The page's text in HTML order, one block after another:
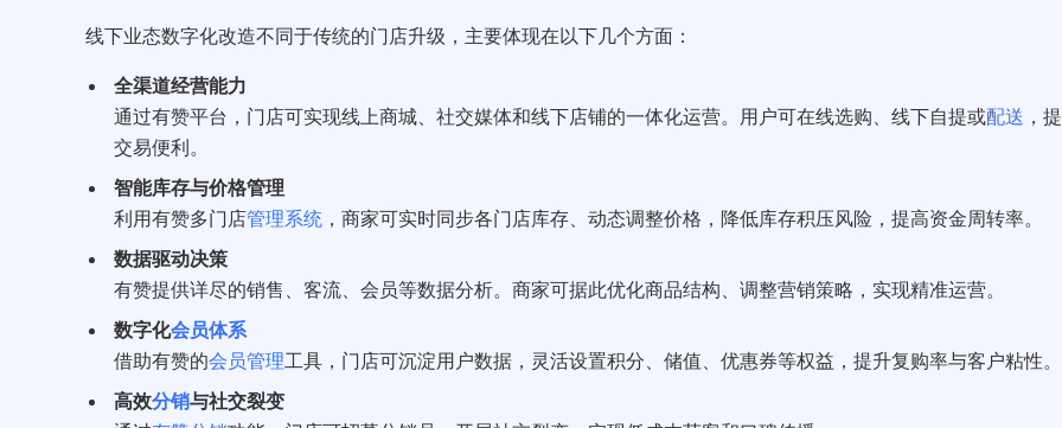
线下业态数字化改造不同于传统的门店升级，主要体现在以下几个方面：
全渠道经营能力
通过有赞平台，门店可实现线上商城、社交媒体和线下店铺的一体化运营。用户可在线选购、线下自提或配送 ，
交易便利。
智能库存与价格管理
利用有赞多门店管理系统 ，商家可实时同步各门店库存、动态调整价格，降低库存积压风险，提高资金周转率。
数据驱动决策
有赞提供详尽的销售、客流、会员等数据分析。商家可据此优化商品结构、调整营销策略，实现精准运营。
数字化会员体系
借助有赞的会员管理工具，门店可沉淀用户数据，灵活设置积分、储值、优惠券等权益，提升复购率与客户粘性。
高效分销与社交裂变